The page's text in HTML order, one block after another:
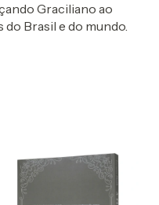
Graciliano ao
Brasil e do mundo.